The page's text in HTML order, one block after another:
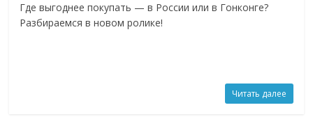
Где выгоднее покупать — в России или в Гонконге?
Разбираемся в новом ролике!
Читать далее